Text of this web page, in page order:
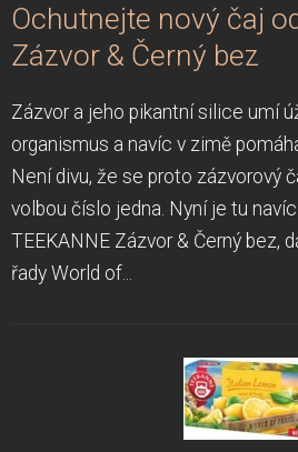
Ochutnejte nový čaj
Zázvor & Černý bez
Zázvor a jeho pikantní silice umí
organismus a navíc v zimě
Není divu, že se proto zázvorový
volbou číslo jedna. Nyní je tu
TEEKANNE Zázvor & Černý bez,
řady World of...